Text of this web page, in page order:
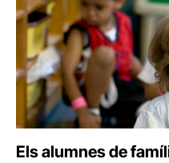
Els alumnes de